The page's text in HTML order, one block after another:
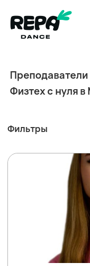
Физтех с нуля
Фильтры